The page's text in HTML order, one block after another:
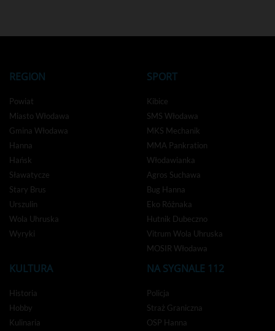
REGION
Powiat
Miasto Włodawa
Gmina Włodawa
Hanna
Hańsk
Sławatycze
Stary Brus
Urszulin
Wola Uhruska
Wyryki
SPORT
Kibice
SMS Włodawa
MKS Mechanik
MMA Pankration
Włodawianka
Agros Suchawa
Bug Hanna
Eko Różnaka
Hutnik Dubeczno
Vitrum Wola Uhruska
MOSIR Włodawa
KULTURA
Historia
Hobby
Kulinaria
NA SYGNALE 112
Policja
Straż Graniczna
OSP Hanna